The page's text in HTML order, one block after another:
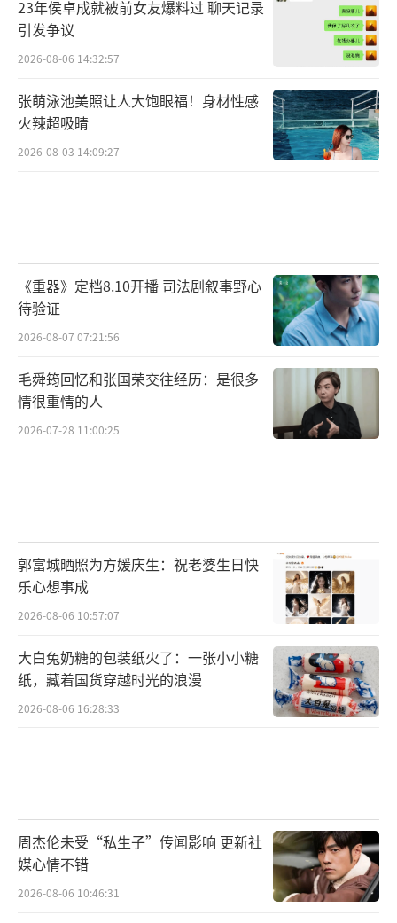
23年侯卓成就被前女友爆料过 聊天记录
引发争议
2026-08-06 14:32:57
张萌泳池美照让人大饱眼福！身材性感
火辣超吸睛
2026-08-03 14:09:27
《重器》定档8.10开播 司法剧叙事野心
待验证
2026-08-07 07:21:56
毛舜筠回忆和张国荣交往经历：是很多
情很重情的人
2026-07-28 11:00:25
郭富城晒照为方媛庆生：祝老婆生日快
乐心想事成
2026-08-06 10:57:07
大白兔奶糖的包装纸火了：一张小小糖
纸，藏着国货穿越时光的浪漫
2026-08-06 16:28:33
周杰伦未受“私生子”传闻影响 更新社
媒心情不错
2026-08-06 10:46:31